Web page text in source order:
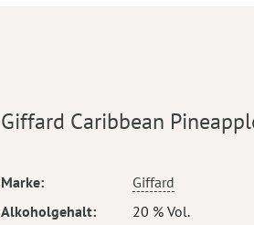
Giffard Caribbean
Mehr
Marke
Giffard
Alkoholgehalt
20 % Vol.